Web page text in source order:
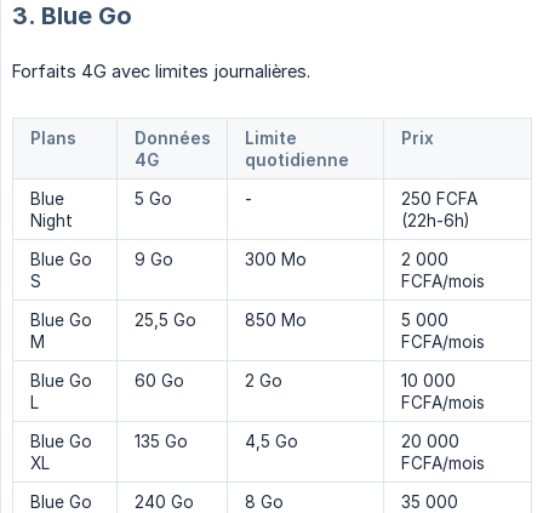
3. Blue Go
Forfaits 4G avec limites journalières.
Plans
Données
4G
Limite
quotidienne
Prix
Blue
Night
5 Go -
250 FCFA
(22h-6h)
Blue Go
S
9 Go 300 Mo
2 000
FCFA/mois
Blue Go
M
25,5 Go 850 Mo
5 000
FCFA/mois
Blue Go
L
60 Go 2 Go
10 000
FCFA/mois
Blue Go
XL
135 Go 4,5 Go
20 000
FCFA/mois
Blue Go
240 Go 8 Go
35 000